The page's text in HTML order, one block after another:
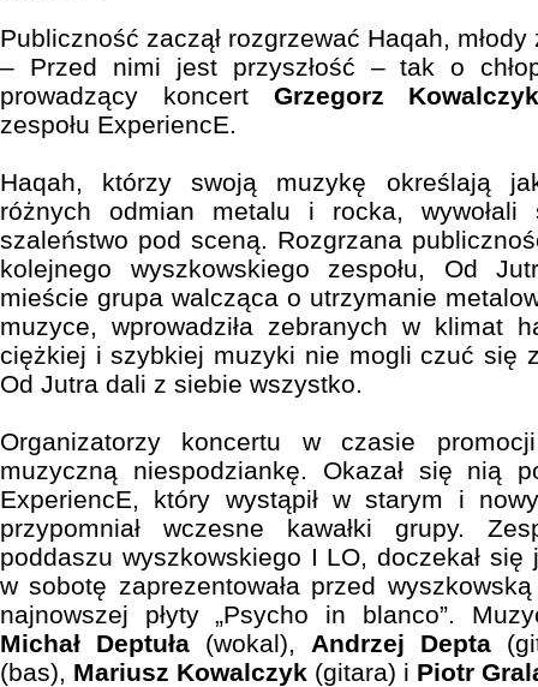
Publiczność zaczął rozgrzewać Haqah, młody
– Przed nimi jest przyszłość – tak o
prowadzący koncert Grzegorz
zespołu ExperiencE.
Haqah, którzy swoją muzykę określają
różnych odmian metalu i rocka, wywołali
szaleństwo pod sceną. Rozgrzana
kolejnego wyszkowskiego zespołu, Od
mieście grupa walcząca o utrzymanie
muzyce, wprowadziła zebranych w klimat
ciężkiej i szybkiej muzyki nie mogli czuć się
Od Jutra dali z siebie wszystko.
Organizatorzy koncertu w czasie
muzyczną niespodziankę. Okazał się nią
ExperiencE, który wystąpił w starym i
przypomniał wczesne kawałki grupy.
poddaszu wyszkowskiego I LO, doczekał
w sobotę zaprezentowała przed
najnowszej płyty „Psycho in blanco”.
Michał Deptuła (wokal), Andrzej Depta
(bas), Mariusz Kowalczyk (gitara) i Piotr